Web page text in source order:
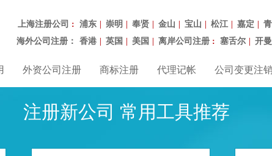
上海注册公司 ： 浦东 | 崇明 | 奉贤 | 金山 | 宝山 | 松江 | 嘉定 |
海外公司注册： 香港 | 英国 | 美国 | 离岸公司注册 ： 塞舌尔 | 开
外资公司注册 商标注册 代理记帐 公司变更注销
注册新公司 常用工具推荐